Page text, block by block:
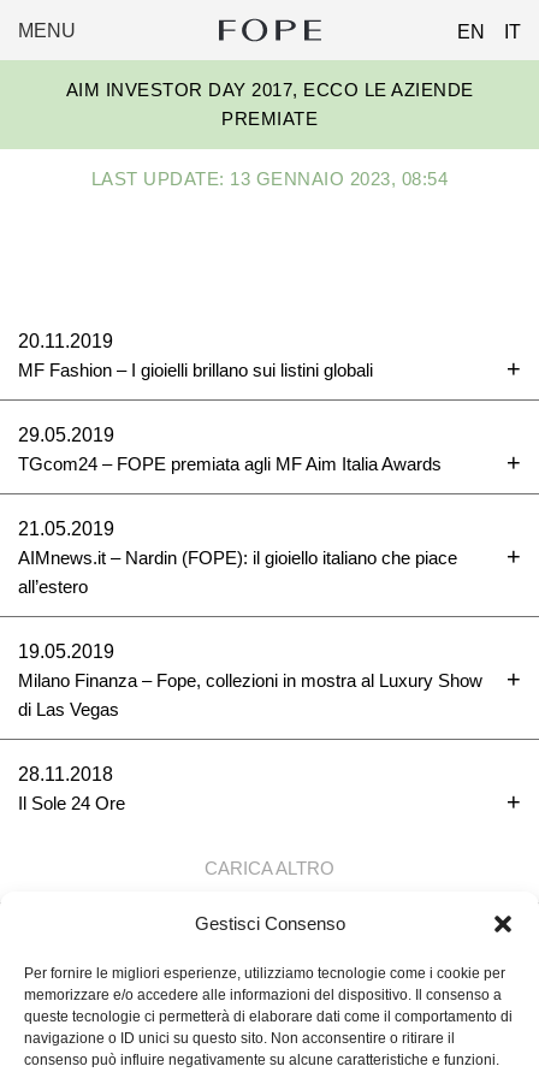
Gestisci Consenso
Per fornire le migliori esperienze, utilizziamo tecnologie come i cookie per
memorizzare e/o accedere alle informazioni del dispositivo. Il consenso a
queste tecnologie ci permetterà di elaborare dati come il comportamento di
navigazione o ID unici su questo sito. Non acconsentire o ritirare il
consenso può influire negativamente su alcune caratteristiche e funzioni.
MENU
FOPE
GROUP
EN IT
AIM INVESTOR DAY 2017, ECCO LE AZIENDE
PREMIATE
LAST UPDATE: 13 GENNAIO 2023, 08:54
20.11.2019
MF Fashion – I gioielli brillano sui listini globali
29.05.2019
TGcom24 – FOPE premiata agli MF Aim Italia Awards
21.05.2019
AIMnews.it – Nardin (FOPE): il gioiello italiano che piace
all’estero
19.05.2019
Milano Finanza – Fope, collezioni in mostra al Luxury Show
di Las Vegas
28.11.2018
Il Sole 24 Ore
CARICA ALTRO
TORNA SU ↑
FOPE S.P.A.